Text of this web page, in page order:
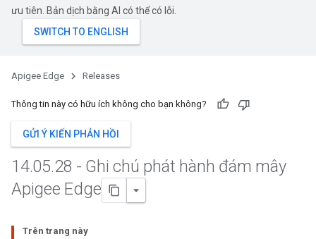
ưu tiên. Bản dịch bằng AI có thể có lỗi.
Apigee Edge Releases
Thông tin này có hữu ích không cho bạn không?
GỬI Ý KIẾN PHẢN HỒI
14.05.28 - Ghi chú phát hành đám mây
Apigee Edge
Trên trang này